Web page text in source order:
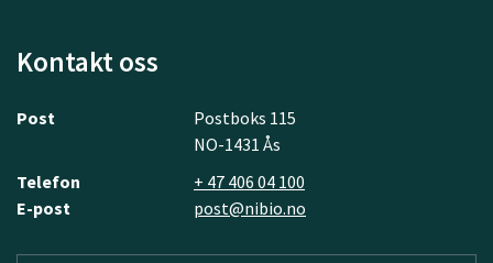
Kontakt oss
Post
Postboks 115
NO-1431 Ås
Telefon
+ 47 406 04 100
E-post
post@nibio.no